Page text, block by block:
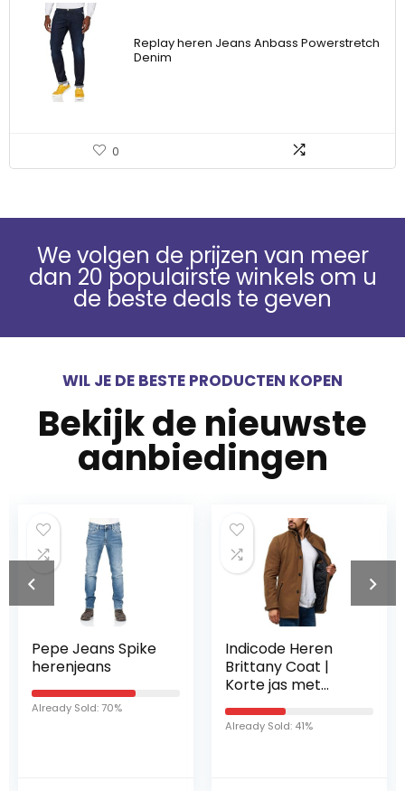
Replay heren Jeans Anbass Powerstretch
Denim
0
We volgen de prijzen van meer
dan 20 populairste winkels om u
de beste deals te geven
WIL JE DE BESTE PRODUCTEN KOPEN
Bekijk de nieuwste
aanbiedingen
Pepe Jeans Spike
herenjeans
Already Sold: 70%
Indicode Heren
Brittany Coat |
Korte jas met
opstaande kraag
Already Sold: 41%